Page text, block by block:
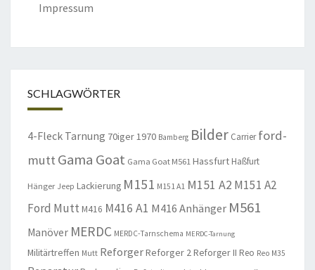
Impressum
SCHLAGWÖRTER
4-Fleck Tarnung 70iger1970 Bamberg Bilder Carrier ford-
mutt Gama Goat Gama Goat M561 Hassfurt Haßfurt
Hänger Jeep Lackierung M151 M151 A1 M151 A2 M151 A2
Ford Mutt M416 M416 A1 M416 Anhänger M561
Manöver MERDC MERDC-Tarnschema MERDC-Tarnung
Militärtreffen Mutt ReforgerReforger 2Reforger II Reo Reo M35